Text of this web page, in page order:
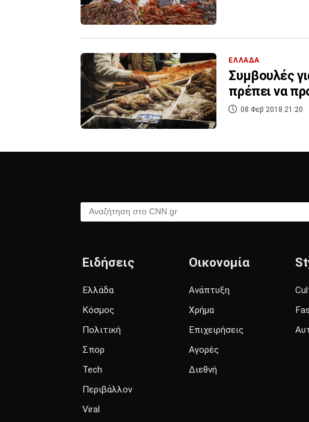
ΕΛΛΑΔΑ
Συμβουλές
πρέπει να
08 Φεβ 2018 21:20
Αναζήτηση στο CNN.gr
Ειδήσεις
Ελλάδα
Κόσμος
Πολιτική
Σπορ
Tech
Περιβάλλον
Viral
Οικονομία
Ανάπτυξη
Χρήμα
Επιχειρήσεις
Αγορές
Διεθνή